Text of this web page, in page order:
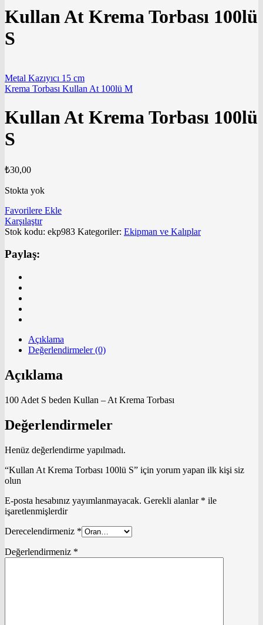
Kullan At Krema Torbası 100lü
S
Metal Kazıyıcı 15 cm
Krema Torbası Kullan At 100lü M
Kullan At Krema Torbası 100lü
S
₺30,00
Stokta yok
Favorilere Ekle
Karşılaştır
Stok kodu: ekp983 Kategoriler: Ekipman ve Kalıplar
Paylaş:
Açıklama
Değerlendirmeler (0)
Açıklama
100 Adet S beden Kullan – At Krema Torbası
Değerlendirmeler
Henüz değerlendirme yapılmadı.
“Kullan At Krema Torbası 100lü S” için yorum yapan ilk kişi siz
olun
E-posta hesabınız yayımlanmayacak. Gerekli alanlar * ile
işaretlenmişlerdir
Derecelendirmeniz *
Değerlendirmeniz *